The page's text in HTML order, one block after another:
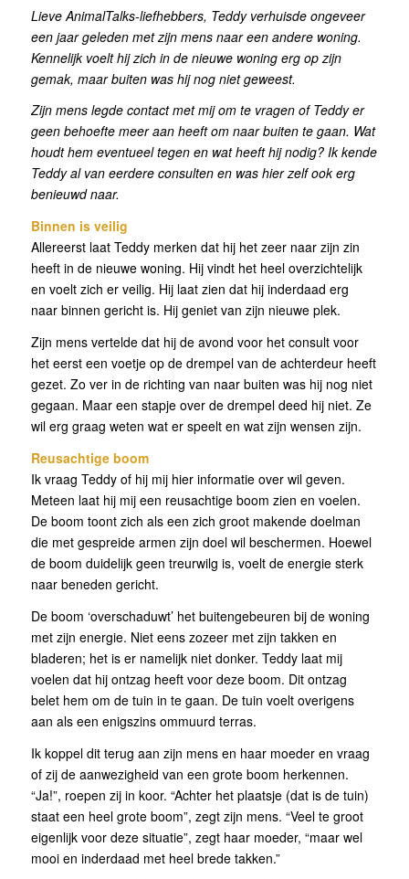
Lieve AnimalTalks-liefhebbers, Teddy verhuisde ongeveer
een jaar geleden met zijn mens naar een andere woning.
Kennelijk voelt hij zich in de nieuwe woning erg op zijn
gemak, maar buiten was hij nog niet geweest.
Zijn mens legde contact met mij om te vragen of Teddy er
geen behoefte meer aan heeft om naar buiten te gaan. Wat
houdt hem eventueel tegen en wat heeft hij nodig? Ik kende
Teddy al van eerdere consulten en was hier zelf ook erg
benieuwd naar.
Binnen is veilig
Allereerst laat Teddy merken dat hij het zeer naar zijn zin
heeft in de nieuwe woning. Hij vindt het heel overzichtelijk
en voelt zich er veilig. Hij laat zien dat hij inderdaad erg
naar binnen gericht is. Hij geniet van zijn nieuwe plek.
Zijn mens vertelde dat hij de avond voor het consult voor
het eerst een voetje op de drempel van de achterdeur heeft
gezet. Zo ver in de richting van naar buiten was hij nog niet
gegaan. Maar een stapje over de drempel deed hij niet. Ze
wil erg graag weten wat er speelt en wat zijn wensen zijn.
Reusachtige boom
Ik vraag Teddy of hij mij hier informatie over wil geven.
Meteen laat hij mij een reusachtige boom zien en voelen.
De boom toont zich als een zich groot makende doelman
die met gespreide armen zijn doel wil beschermen. Hoewel
de boom duidelijk geen treurwilg is, voelt de energie sterk
naar beneden gericht.
De boom ‘overschaduwt’ het buitengebeuren bij de woning
met zijn energie. Niet eens zozeer met zijn takken en
bladeren; het is er namelijk niet donker. Teddy laat mij
voelen dat hij ontzag heeft voor deze boom. Dit ontzag
belet hem om de tuin in te gaan. De tuin voelt overigens
aan als een enigszins ommuurd terras.
Ik koppel dit terug aan zijn mens en haar moeder en vraag
of zij de aanwezigheid van een grote boom herkennen.
“Ja!”, roepen zij in koor. “Achter het plaatsje (dat is de tuin)
staat een heel grote boom”, zegt zijn mens. “Veel te groot
eigenlijk voor deze situatie”, zegt haar moeder, “maar wel
mooi en inderdaad met heel brede takken.”